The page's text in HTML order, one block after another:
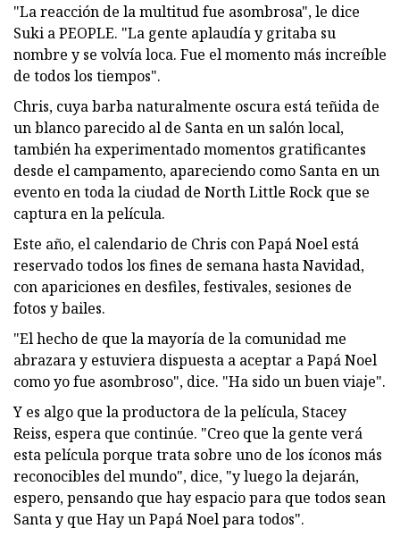
"La reacción de la multitud fue asombrosa", le dice
Suki a PEOPLE. "La gente aplaudía y gritaba su
nombre y se volvía loca. Fue el momento más increíble
de todos los tiempos".
Chris, cuya barba naturalmente oscura está teñida de
un blanco parecido al de Santa en un salón local,
también ha experimentado momentos gratificantes
desde el campamento, apareciendo como Santa en un
evento en toda la ciudad de North Little Rock que se
captura en la película.
Este año, el calendario de Chris con Papá Noel está
reservado todos los fines de semana hasta Navidad,
con apariciones en desfiles, festivales, sesiones de
fotos y bailes.
"El hecho de que la mayoría de la comunidad me
abrazara y estuviera dispuesta a aceptar a Papá Noel
como yo fue asombroso", dice. "Ha sido un buen viaje".
Y es algo que la productora de la película, Stacey
Reiss, espera que continúe. "Creo que la gente verá
esta película porque trata sobre uno de los íconos más
reconocibles del mundo", dice, "y luego la dejarán,
espero, pensando que hay espacio para que todos sean
Santa y que Hay un Papá Noel para todos".